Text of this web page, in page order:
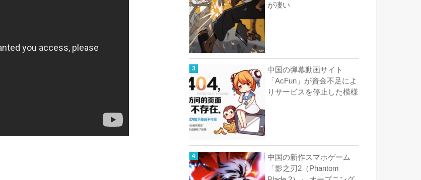
が凄い
中国の弾幕動画サイト
「AcFun」が資金不足によ
りサービスを停止した模様
中国の新作スマホゲーム
「影之刃2（Phantom